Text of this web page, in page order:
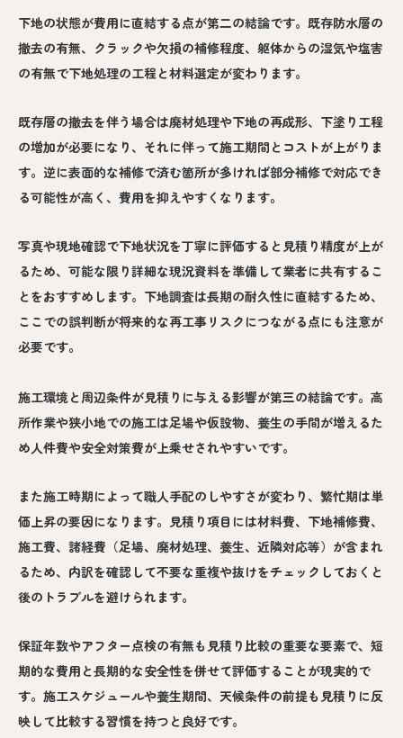
下地の状態が費用に直結する点が第二の結論です。既存防水層の
撤去の有無、クラックや欠損の補修程度、躯体からの湿気や塩害
の有無で下地処理の工程と材料選定が変わります。
既存層の撤去を伴う場合は廃材処理や下地の再成形、下塗り工程
の増加が必要になり、それに伴って施工期間とコストが上がりま
す。逆に表面的な補修で済む箇所が多ければ部分補修で対応でき
る可能性が高く、費用を抑えやすくなります。
写真や現地確認で下地状況を丁寧に評価すると見積り精度が上が
るため、可能な限り詳細な現況資料を準備して業者に共有するこ
とをおすすめします。下地調査は長期の耐久性に直結するため、
ここでの誤判断が将来的な再工事リスクにつながる点にも注意が
必要です。
施工環境と周辺条件が見積りに与える影響が第三の結論です。高
所作業や狭小地での施工は足場や仮設物、養生の手間が増えるた
め人件費や安全対策費が上乗せされやすいです。
また施工時期によって職人手配のしやすさが変わり、繁忙期は単
価上昇の要因になります。見積り項目には材料費、下地補修費、
施工費、諸経費（足場、廃材処理、養生、近隣対応等）が含まれ
るため、内訳を確認して不要な重複や抜けをチェックしておくと
後のトラブルを避けられます。
保証年数やアフター点検の有無も見積り比較の重要な要素で、短
期的な費用と長期的な安全性を併せて評価することが現実的で
す。施工スケジュールや養生期間、天候条件の前提も見積りに反
映して比較する習慣を持つと良好です。